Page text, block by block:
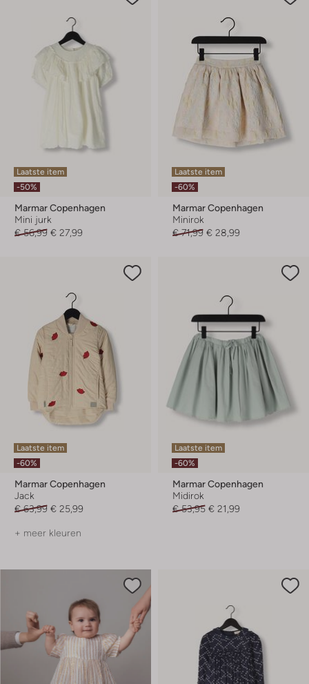
Laatste item
-50%
Marmar Copenhagen
Mini jurk
€ 56,99 € 27,99
Laatste item
-60%
Marmar Copenhagen
Minirok
€ 71,99 € 28,99
Laatste item
-60%
Marmar Copenhagen
Jack
€ 63,99 € 25,99
+ meer kleuren
Laatste item
-60%
Marmar Copenhagen
Midirok
€ 53,95 € 21,99